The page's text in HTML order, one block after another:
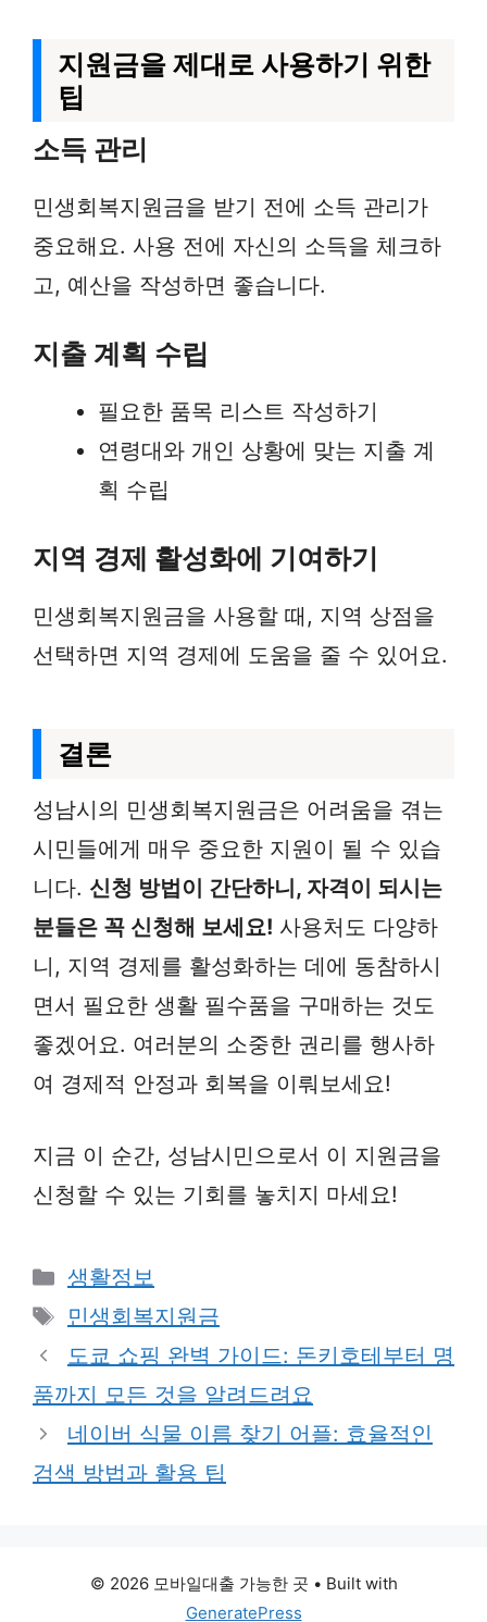
지원금을 제대로 사용하기 위한
팁
소득 관리
민생회복지원금을 받기 전에 소득 관리가
중요해요. 사용 전에 자신의 소득을 체크하
고, 예산을 작성하면 좋습니다.
지출 계획 수립
필요한 품목 리스트 작성하기
연령대와 개인 상황에 맞는 지출 계
획 수립
지역 경제 활성화에 기여하기
민생회복지원금을 사용할 때, 지역 상점을
선택하면 지역 경제에 도움을 줄 수 있어요.
결론
성남시의 민생회복지원금은 어려움을 겪는
시민들에게 매우 중요한 지원이 될 수 있습
니다. 신청 방법이 간단하니, 자격이 되시는
분들은 꼭 신청해 보세요! 사용처도 다양하
니, 지역 경제를 활성화하는 데에 동참하시
면서 필요한 생활 필수품을 구매하는 것도
좋겠어요. 여러분의 소중한 권리를 행사하
여 경제적 안정과 회복을 이뤄보세요!
지금 이 순간, 성남시민으로서 이 지원금을
신청할 수 있는 기회를 놓치지 마세요!
Categories
생활정보
Tags
민생회복지원금
도쿄 쇼핑 완벽 가이드: 돈키호테부터 명
품까지 모든 것을 알려드려요
네이버 식물 이름 찾기 어플: 효율적인
검색 방법과 활용 팁
© 2026 모바일대출 가능한 곳 • Built with
GeneratePress